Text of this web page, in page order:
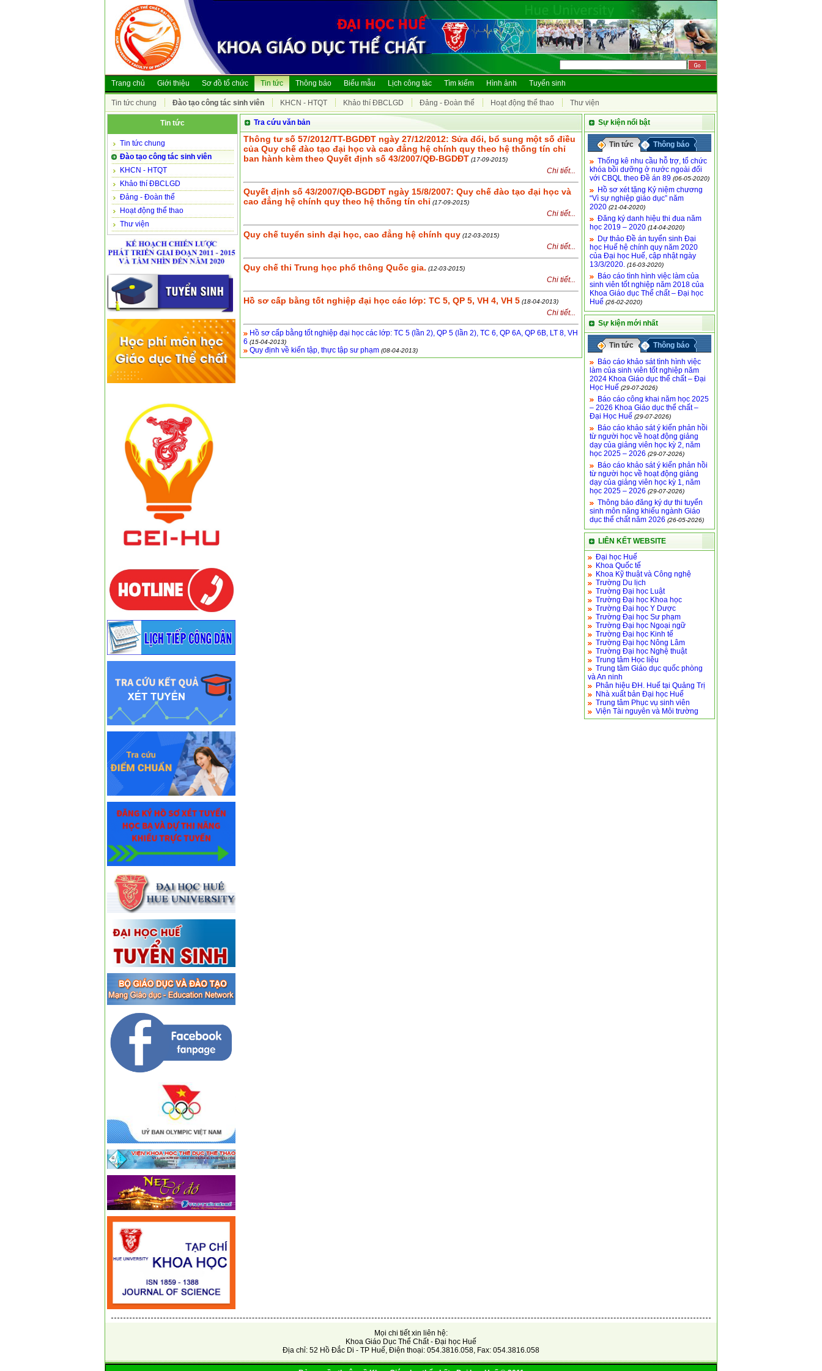
Trang chủ Giới thiệu Sơ đồ tổ chức Tin tức
Tin tức chung Đào tạo công tác sinh viên KHCN - HTQT Khảo thí ĐBCLGD Đảng - Đoàn thể Hoạt động thể thao Thư viện
Thông báo Biểu mẫu Lịch công tác Tìm kiếm Hình ảnh Tuyển sinh
Tin tức
Tin tức chung
Đào tạo công tác sinh viên
KHCN - HTQT
Khảo thí ĐBCLGD
Đảng - Đoàn thể
Hoạt động thể thao
Thư viện
Tra cứu văn bản
Thông tư số 57/2012/TT-BGDĐT ngày 27/12/2012: Sửa đổi, bổ sung một số điều
của Quy chế đào tạo đại học và cao đẳng hệ chính quy theo hệ thống tín chỉ
ban hành kèm theo Quyết định số 43/2007/QĐ-BGDĐT (17-09-2015)
Chi tiết...
Quyết định số 43/2007/QĐ-BGDĐT ngày 15/8/2007: Quy chế đào tạo đại học và
cao đẳng hệ chính quy theo hệ thống tín chỉ (17-09-2015)
Chi tiết...
Quy chế tuyển sinh đại học, cao đẳng hệ chính quy (12-03-2015)
Chi tiết...
Quy chế thi Trung học phổ thông Quốc gia. (12-03-2015)
Chi tiết...
Hồ sơ cấp bằng tốt nghiệp đại học các lớp: TC 5, QP 5, VH 4, VH 5 (18-04-2013)
Chi tiết...
Hồ sơ cấp bằng tốt nghiệp đại học các lớp: TC 5 (lần 2), QP 5 (lần 2), TC 6, QP 6A, QP 6B, LT 8, VH
6 (15-04-2013)
Quy định về kiến tập, thực tập sư phạm (08-04-2013)
Sự kiện nổi bật
Tin tức
Thông báo
Thống kê nhu cầu hỗ trợ, tổ chức
khóa bồi dưỡng ở nước ngoài đối
với CBQL theo Đề án 89 (06-05-2020)
Hồ sơ xét tặng Kỷ niệm chương
“Vì sự nghiệp giáo dục” năm
2020 (21-04-2020)
Đăng ký danh hiệu thi đua năm
học 2019 – 2020 (14-04-2020)
Dự thảo Đề án tuyển sinh Đại
học Huế hệ chính quy năm 2020
của Đại học Huế, cập nhật ngày
13/3/2020. (16-03-2020)
Báo cáo tình hình việc làm của
sinh viên tốt nghiệp năm 2018 của
Khoa Giáo dục Thể chất – Đại học
Huế (26-02-2020)
Sự kiện mới nhất
Tin tức
Thông báo
Báo cáo khảo sát tình hình việc
làm của sinh viên tốt nghiệp năm
2024 Khoa Giáo dục thể chất – Đại
Học Huế (29-07-2026)
Báo cáo công khai năm học 2025
– 2026 Khoa Giáo dục thể chất –
Đại Học Huế (29-07-2026)
Báo cáo khảo sát ý kiến phản hồi
từ người học về hoạt động giảng
dạy của giảng viên học kỳ 2, năm
học 2025 – 2026 (29-07-2026)
Báo cáo khảo sát ý kiến phản hồi
từ người học về hoạt động giảng
dạy của giảng viên học kỳ 1, năm
học 2025 – 2026 (29-07-2026)
Thông báo đăng ký dự thi tuyển
sinh môn năng khiếu ngành Giáo
dục thể chất năm 2026 (26-05-2026)
LIÊN KẾT WEBSITE
Đại học Huế
Khoa Quốc tế
Khoa Kỹ thuật và Công nghệ
Trường Du lịch
Trường Đại học Luật
Trường Đại học Khoa học
Trường Đại học Y Dược
Trường Đại học Sư phạm
Trường Đại học Ngoại ngữ
Trường Đại học Kinh tế
Trường Đại học Nông Lâm
Trường Đại học Nghệ thuật
Trung tâm Học liệu
Trung tâm Giáo dục quốc phòng
và An ninh
Phân hiệu ĐH. Huế tại Quảng Trị
Nhà xuất bản Đại học Huế
Trung tâm Phục vụ sinh viên
Viện Tài nguyên và Môi trường
Mọi chi tiết xin liên hệ:
Khoa Giáo Dục Thể Chất - Đại học Huế
Địa chỉ: 52 Hồ Đắc Di - TP Huế, Điện thoại: 054.3816.058, Fax: 054.3816.058